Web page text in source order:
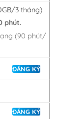
3 tháng)
phút.
(90 phút/
ĐĂNG KÝ
ĐĂNG KÝ